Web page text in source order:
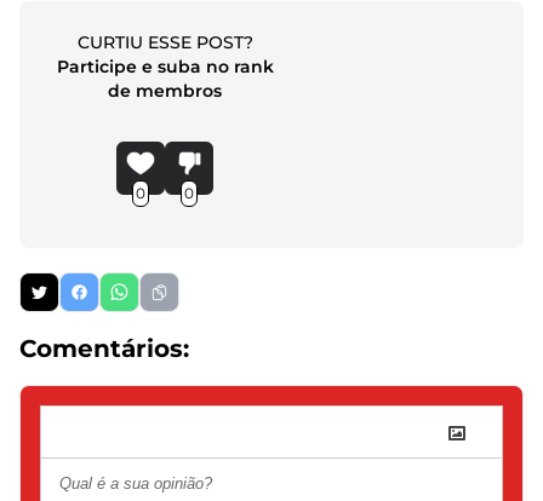
CURTIU ESSE POST?
Participe e suba no rank
de membros
0 0
Comentários: